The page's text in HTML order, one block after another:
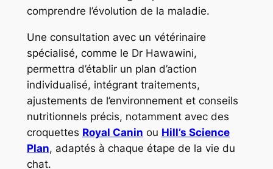
comprendre l’évolution de la maladie.
Une consultation avec un vétérinaire
spécialisé, comme le Dr Hawawini,
permettra d’établir un plan d’action
individualisé, intégrant traitements,
ajustements de l’environnement et conseils
nutritionnels précis, notamment avec des
croquettes Royal Canin ou Hill’s Science
Plan, adaptés à chaque étape de la vie du
chat.